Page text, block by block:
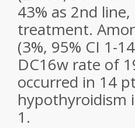
43% as 2nd
treatment.
(3%, 95% CI 1-
DC16w rate of
occurred in 14
hypothyroidism
1.